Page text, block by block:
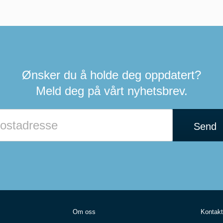
Ønsker du å holde deg oppdatert?
Meld deg på vårt nyhetsbrev.
feltet
Send
Om oss
Kontakt